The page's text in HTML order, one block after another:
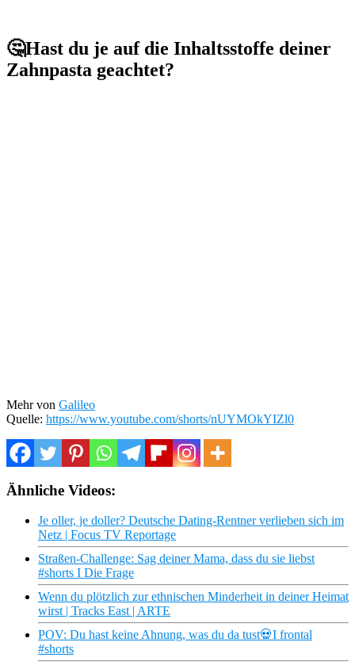
🤔Hast du je auf die Inhaltsstoffe deiner
Zahnpasta geachtet?
Mehr von Galileo
Quelle: https://www.youtube.com/shorts/nUYMOkYIZl0
Ähnliche Videos:
Je oller, je doller? Deutsche Dating-Rentner verlieben sich im
Netz | Focus TV Reportage
Straßen-Challenge: Sag deiner Mama, dass du sie liebst
#shorts I Die Frage
Wenn du plötzlich zur ethnischen Minderheit in deiner Heimat
wirst | Tracks East | ARTE
POV: Du hast keine Ahnung, was du da tust💀I frontal
#shorts